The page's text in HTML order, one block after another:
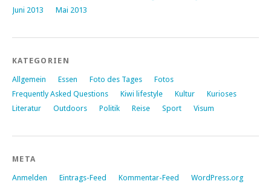
Juni 2013
Mai 2013
KATEGORIEN
Allgemein Essen Foto des Tages
Fotos
Frequently Asked Questions
Kiwi lifestyle Kultur
Kurioses
Literatur
Outdoors Politik Reise Sport Visum
META
Anmelden Eintrags-Feed Kommentar-Feed WordPress.org